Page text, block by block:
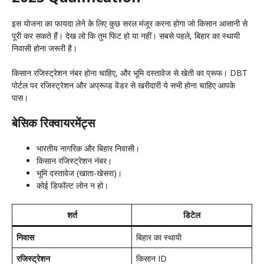
इस योजना का फायदा लेने के लिए कुछ सरल मंजूर करना होगा जो किसान आसानी से
पूरी कर सकते हैं। देख लो कि तुम फिट हो या नहीं। सबसे पहले, बिहार का स्थायी
निवासी होना जरूरी है।
किसान रजिस्ट्रेशन नंबर होना चाहिए, और भूमि दस्तावेज से खेती का प्रूफ। DBT
पोर्टल पर रजिस्ट्रेशन और अप्रूव्ड वेंडर से खरीदारी ये सभी होना चाहिए आपके
पास।
बेसिक रिक्वायरमेंट्स
भारतीय नागरिक और बिहार निवासी।
किसान रजिस्ट्रेशन नंबर।
भूमि दस्तावेज (खाता-खेसरा)।
कोई डिफॉल्ट लोन न हो।
शर्त
डिटेल
निवास
बिहार का स्थायी
रजिस्ट्रेशन
किसान ID